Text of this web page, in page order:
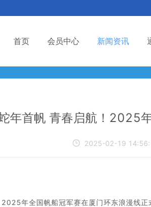
首页 会员中心 新闻资讯
年首帆 青春启航！2025
 2025-02-19
年全国帆船冠军赛在厦门环东浪漫线